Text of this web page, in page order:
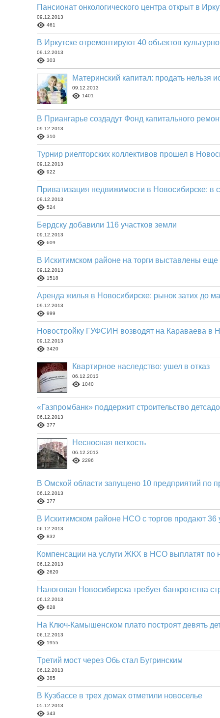
Пансионат онкологического центра открыт в
09.12.2013
461
В Иркутске отремонтируют 40 объектов
09.12.2013
303
Материнский капитал: продать нельзя
09.12.2013
1401
В Приангарье создадут Фонд капитального
09.12.2013
310
Турнир риелторских коллективов прошел в
09.12.2013
922
Приватизация недвижимости в Новосибирске: в
09.12.2013
524
Бердску добавили 116 участков земли
09.12.2013
609
В Искитимском районе на торги выставлены еще
09.12.2013
1518
Аренда жилья в Новосибирске: рынок затих до
09.12.2013
999
Новостройку ГУФСИН возводят на Караваева в
09.12.2013
3420
Квартирное наследство: ушел в отказ
06.12.2013
1040
«Газпромбанк» поддержит строительство
06.12.2013
377
Несносная ветхость
06.12.2013
2296
В Омской области запущено 10 предприятий по
06.12.2013
377
В Искитимском районе НСО с торгов продают 36
06.12.2013
832
Компенсации на услуги ЖКХ в НСО выплатят по
06.12.2013
2620
Налоговая Новосибирска требует банкротства
06.12.2013
628
На Ключ-Камышенском плато построят девять
06.12.2013
1955
Третий мост через Обь стал Бугринским
06.12.2013
385
В Кузбассе в трех домах отметили новоселье
05.12.2013
343